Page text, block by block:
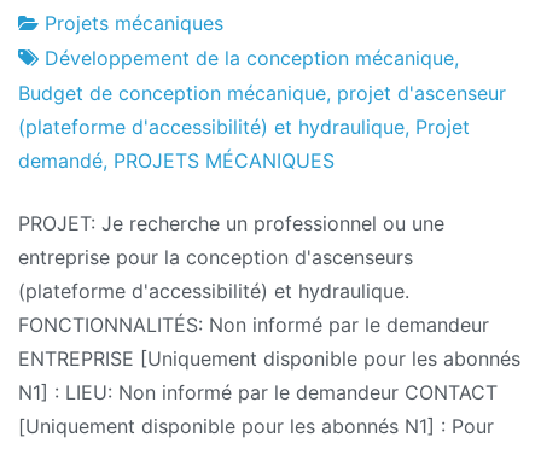
Usine
de
projets
8
le
novembre
2011
Projets mécaniques
Développement de la conception mécanique,
Budget de conception mécanique, projet d'ascenseur
(plateforme d'accessibilité) et hydraulique, Projet
demandé, PROJETS MÉCANIQUES
PROJET: Je recherche un professionnel ou une
entreprise pour la conception d'ascenseurs
(plateforme d'accessibilité) et hydraulique.
FONCTIONNALITÉS: Non informé par le demandeur
ENTREPRISE [Uniquement disponible pour les abonnés
N1] : LIEU: Non informé par le demandeur CONTACT
[Uniquement disponible pour les abonnés N1] : Pour